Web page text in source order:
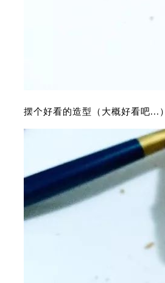
摆个好看的造型（大概好看吧...）